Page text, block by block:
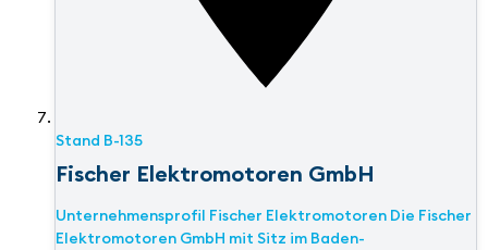
Stand B-135
Fischer Elektromotoren GmbH
Unternehmensprofil Fischer Elektromotoren Die Fischer
Elektromotoren GmbH mit Sitz im Baden-